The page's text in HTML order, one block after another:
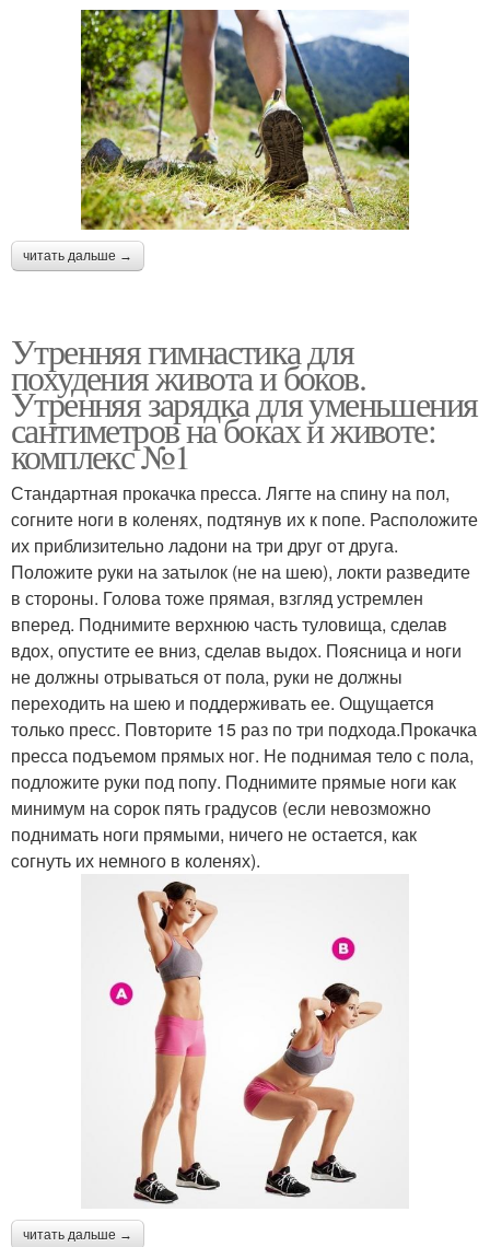
читать дальше →
Утренняя гимнастика для
похудения живота и боков.
Утренняя зарядка для уменьшения
сантиметров на боках и животе:
комплекс №1
Стандартная прокачка пресса. Лягте на спину на пол,
согните ноги в коленях, подтянув их к попе. Расположите
их приблизительно ладони на три друг от друга.
Положите руки на затылок (не на шею), локти разведите
в стороны. Голова тоже прямая, взгляд устремлен
вперед. Поднимите верхнюю часть туловища, сделав
вдох, опустите ее вниз, сделав выдох. Поясница и ноги
не должны отрываться от пола, руки не должны
переходить на шею и поддерживать ее. Ощущается
только пресс. Повторите 15 раз по три подхода.Прокачка
пресса подъемом прямых ног. Не поднимая тело с пола,
подложите руки под попу. Поднимите прямые ноги как
минимум на сорок пять градусов (если невозможно
поднимать ноги прямыми, ничего не остается, как
согнуть их немного в коленях).
читать дальше →